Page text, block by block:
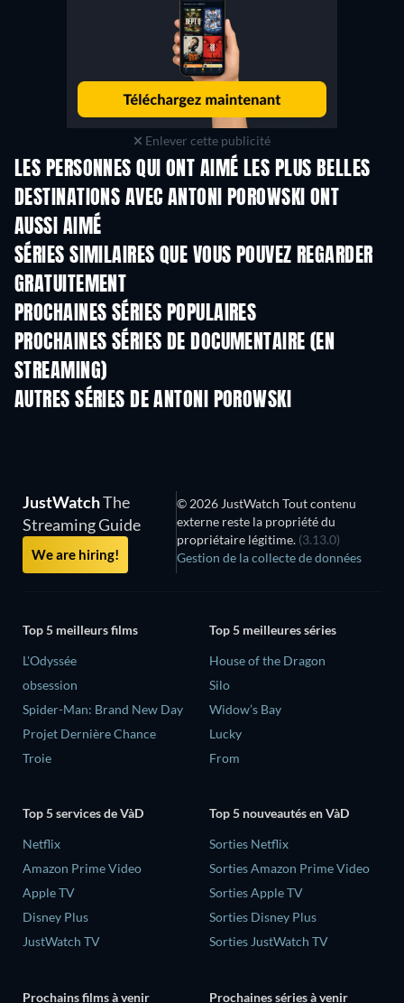
Enlever cette publicité
LES PERSONNES QUI ONT AIMÉ LES PLUS BELLES
DESTINATIONS AVEC ANTONI POROWSKI ONT
AUSSI AIMÉ
SÉRIES SIMILAIRES QUE VOUS POUVEZ REGARDER
GRATUITEMENT
PROCHAINES SÉRIES POPULAIRES
Série Série
PROCHAINES SÉRIES DE DOCUMENTAIRE (EN
STREAMING)Saison 1
AUTRES SÉRIES DE ANTONI POROWSKI
Série Série
JustWatchThe
Streaming Guide
We are hiring!
© 2026 JustWatch Tout contenu
externe reste la propriété du
propriétaire légitime. (3.13.0)
Gestion de la collecte de données
Top 5 meilleurs films
L'Odyssée
obsession
Spider-Man: Brand New Day
Projet Dernière Chance
Troie
Top 5 meilleures séries
House of the Dragon
Silo
Widow’s Bay
Lucky
From
Top 5 services de VàD
Netflix
Amazon Prime Video
Apple TV
Disney Plus
JustWatch TV
Top 5 nouveautés en VàD
Sorties Netflix
Sorties Amazon Prime Video
Sorties Apple TV
Sorties Disney Plus
Sorties JustWatch TV
Prochains films à venir Prochaines séries à venir